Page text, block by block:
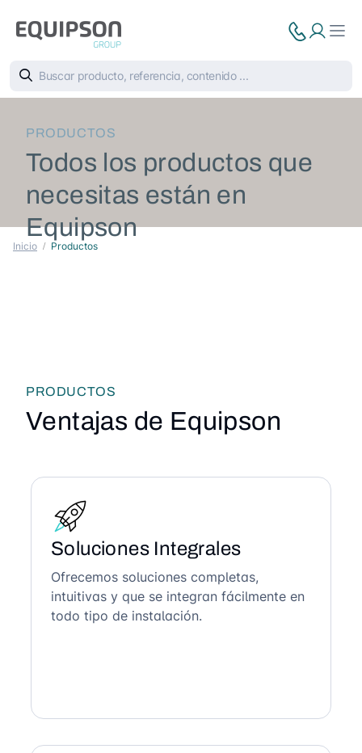
PRODUCTOS
Todos los productos que
necesitas están en
Equipson
Inicio Productos
PRODUCTOS
Ventajas de Equipson
Soluciones Integrales
Ofrecemos soluciones completas,
intuitivas y que se integran fácilmente en
todo tipo de instalación.